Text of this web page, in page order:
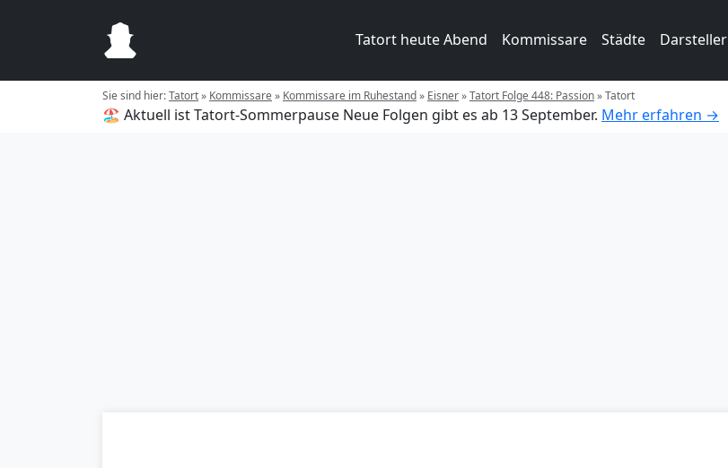
Tatort heute Abend Kommissare Städte Darsteller
Sie sind hier:Tatort» Kommissare» Kommissare im Ruhestand» Eisner»Tatort Folge 448: Passion»Tatort
🏖️ Aktuell ist Tatort-Sommerpause Neue Folgen gibt es ab 13 September. Mehr erfahren →